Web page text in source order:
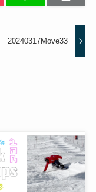
20240317Move33